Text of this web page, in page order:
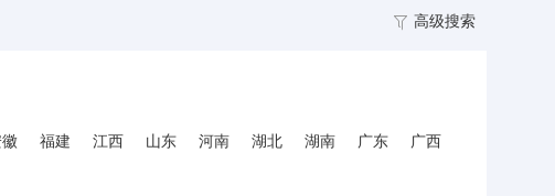
高级搜索
福建 江西 山东 河南 湖北 湖南 广东
广西